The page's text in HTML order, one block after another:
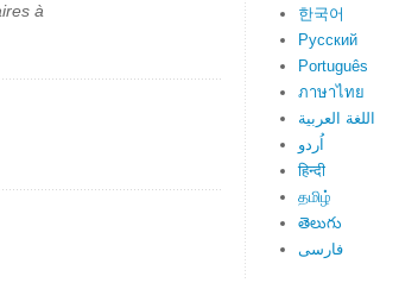
à
한국어
Русский
Português
ภาษาไทย
اللغة العربية
اُردو
हिन्दी
தமிழ்
తెలుగు
فارسی